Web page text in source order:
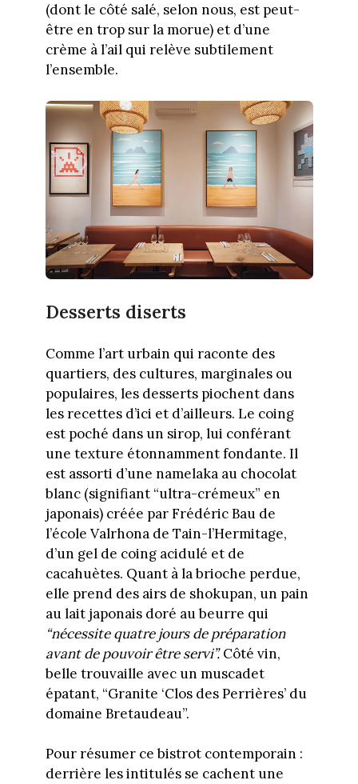
(dont le côté salé, selon nous, est peut-
être en trop sur la morue) et d’une
crème à l’ail qui relève subtilement
l’ensemble.
Desserts diserts
Comme l’art urbain qui raconte des
quartiers, des cultures, marginales ou
populaires, les desserts piochent dans
les recettes d’ici et d’ailleurs. Le coing
est poché dans un sirop, lui conférant
une texture étonnamment fondante. Il
est assorti d’une namelaka au chocolat
blanc (signifiant “ultra-crémeux” en
japonais) créée par Frédéric Bau de
l’école Valrhona de Tain-l’Hermitage,
d’un gel de coing acidulé et de
cacahuètes. Quant à la brioche perdue,
elle prend des airs de shokupan, un pain
au lait japonais doré au beurre qui
“nécessite quatre jours de préparation
avant de pouvoir être servi”.Côté vin,
belle trouvaille avec un muscadet
épatant, “Granite ‘Clos des Perrières’ du
domaine Bretaudeau”.
Pour résumer ce bistrot contemporain :
derrière les intitulés se cachent une